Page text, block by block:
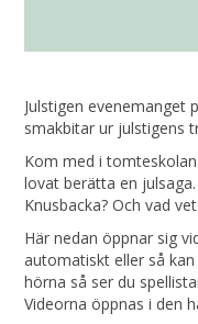
Julstigen evenemanget
smakbitar ur julstigens
Kom med i
lovat berätta en
Knusbacka? Och vad
Här nedan öppnar sig
automatiskt eller så
hörna så ser du
Videorna öppnas i den